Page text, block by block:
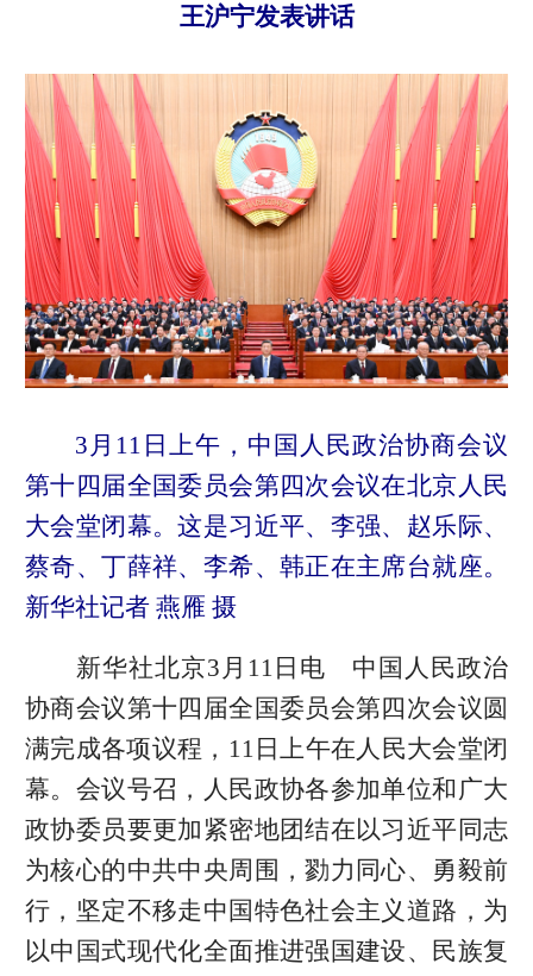
王沪宁发表讲话
3月11日上午，中国人民政治协商会议
第十四届全国委员会第四次会议在北京人民
大会堂闭幕。这是习近平、李强、赵乐际、
蔡奇、丁薛祥、李希、韩正在主席台就座。
新华社记者 燕雁 摄
新华社北京3月11日电 中国人民政治
协商会议第十四届全国委员会第四次会议圆
满完成各项议程，11日上午在人民大会堂闭
幕。会议号召，人民政协各参加单位和广大
政协委员要更加紧密地团结在以习近平同志
为核心的中共中央周围，勠力同心、勇毅前
行，坚定不移走中国特色社会主义道路，为
以中国式现代化全面推进强国建设、民族复